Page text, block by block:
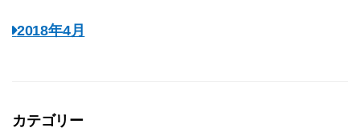
2018年4月
カテゴリー